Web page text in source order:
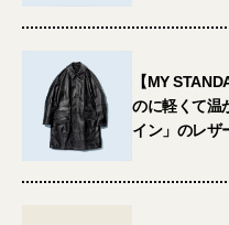
【MY
のに軽くて温
イン」のレザ